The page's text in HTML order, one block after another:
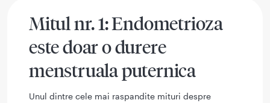
Mitul nr. 1: Endometrioza
este doar o durere
menstruala puternica
Unul dintre cele mai raspandite mituri despre